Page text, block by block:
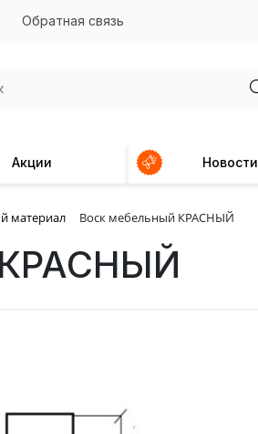
Обратная связь
Акции Новости
материал Воск мебельный КРАСНЫЙ
КРАСНЫЙ